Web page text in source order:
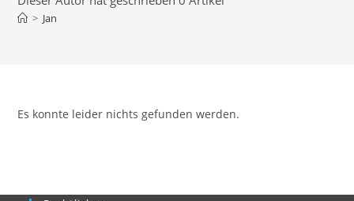
> Jan
Es konnte leider nichts gefunden werden.